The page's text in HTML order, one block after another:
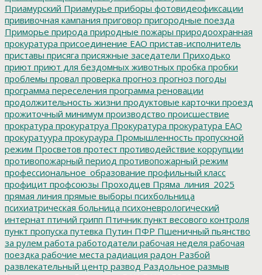
Приамурский Приамурье приборы фотовидеофиксации
прививочная кампания приговор пригородные поезда
Приморье природа природные пожары природоохранная
прокуратура присоединение ЕАО пристав-исполнитель
приставы присяга присяжные заседатели Приходько
приют приют для бездомных животных пробка пробки
проблемы провал проверка прогноз прогноз погоды
программа переселения программа реновации
продолжительность жизни продуктовые карточки проезд
прожиточный минимум производство происшествие
прократура прокуратруа Прокуратура прокуратура ЕАО
прокуратуура прокураура Промышленность пропускной
режим Просветов протест противодействие коррупции
противопожарный период противопожарный режим
профессиональное_образование профильный класс
профицит профсоюзы Проходцев Пряма_линия_2025
прямая линия прямые выборы психбольница
психиатрическая больница психоневрологический
интернат птичий грипп Птичник пункт весового контроля
пункт пропуска путевка Путин ПФР Пшеничный пьянство
за рулем работа работодатели рабочая неделя рабочая
поездка рабочие места радиация радон Разбой
развлекательный центр развод Раздольное размыв